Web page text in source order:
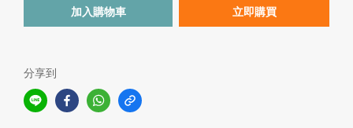
加入購物車 立即購買
分享到